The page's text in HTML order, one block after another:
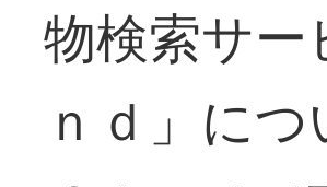
物検索サ
ｎｄ」に